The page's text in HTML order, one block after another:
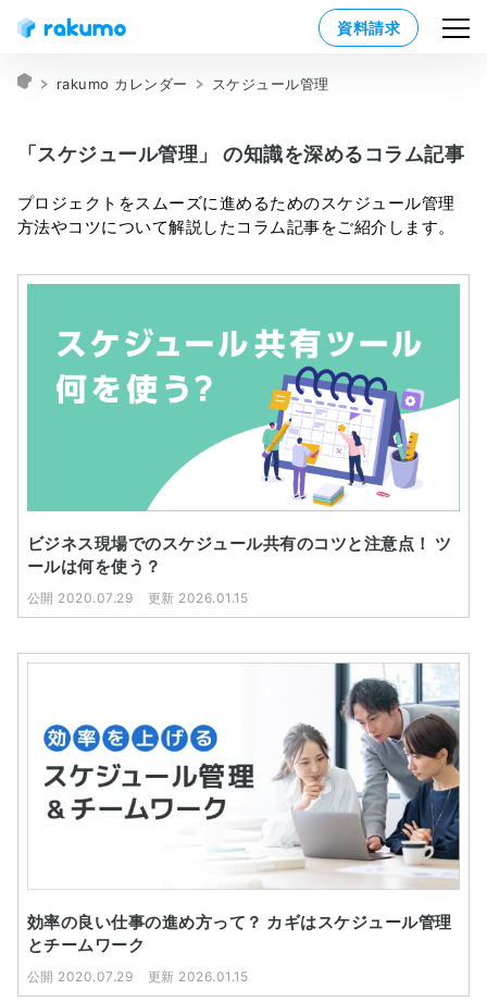
資料請求
rakumo カレンダー スケジュール管理
「スケジュール管理」 の知識を深めるコラム記事
プロジェクトをスムーズに進めるためのスケジュール管理
方法やコツについて解説したコラム記事をご紹介します。
ビジネス現場でのスケジュール共有のコツと注意点！ ツ
ールは何を使う？
公開 2020.07.29 更新 2026.01.15
効率の良い仕事の進め方って？ カギはスケジュール管理
とチームワーク
公開 2020.07.29 更新 2026.01.15